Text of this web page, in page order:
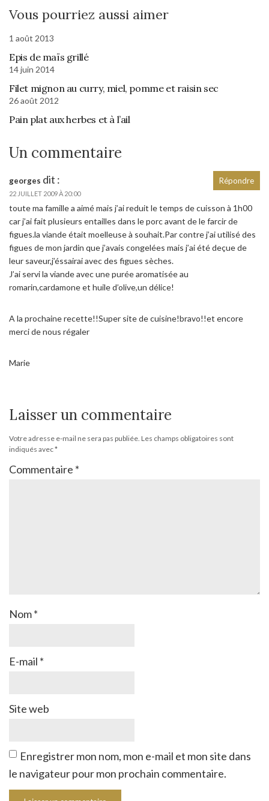
Vous pourriez aussi aimer
1 août 2013
Epis de maïs grillé
14 juin 2014
Filet mignon au curry, miel, pomme et raisin sec
26 août 2012
Pain plat aux herbes et à l’ail
Un commentaire
georges dit :
22 JUILLET 2009 À 20:00
toute ma famille a aimé mais j’ai reduit le temps de cuisson à 1h00
car j’ai fait plusieurs entailles dans le porc avant de le farcir de
figues.la viande était moelleuse à souhait.Par contre j’ai utilisé des
figues de mon jardin que j’avais congelées mais j’ai été deçue de
leur saveur,j’éssairai avec des figues sèches.
J’ai servi la viande avec une purée aromatisée au
romarin,cardamone et huile d’olive,un délice!
A la prochaine recette!!Super site de cuisine!bravo!!et encore
merci de nous régaler
Marie
Répondre
Laisser un commentaire
Votre adresse e-mail ne sera pas publiée. Les champs obligatoires sont
indiqués avec*
Commentaire *
Nom*
E-mail *
Site web
Enregistrer mon nom, mon e-mail et mon site dans
le navigateur pour mon prochain commentaire.